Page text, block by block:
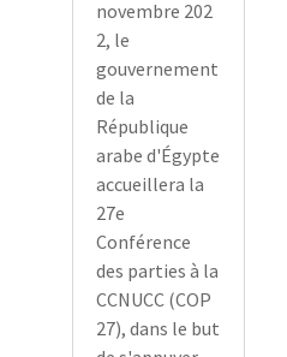
novembre 202
2, le
gouvernement
de la
République
arabe d'Égypte
accueillera la
27e
Conférence
des parties à la
CCNUCC (COP
27), dans le but